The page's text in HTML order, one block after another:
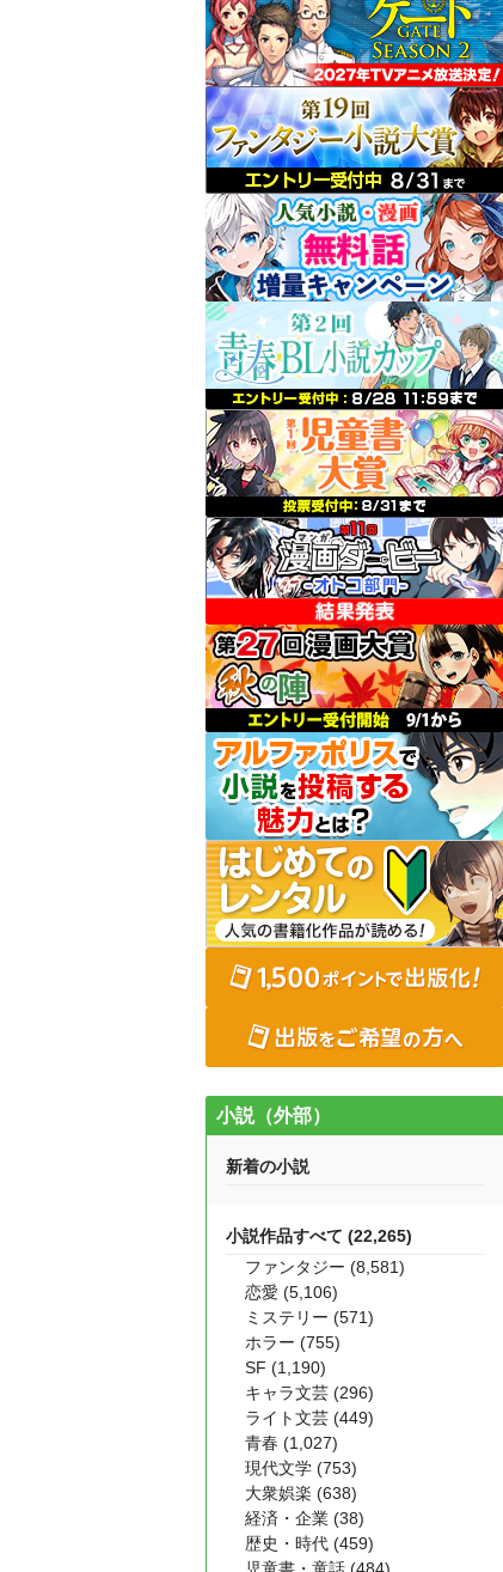
小説（外部）
新着の小説
小説作品すべて (22,265)
ファンタジー (8,581)
恋愛 (5,106)
ミステリー (571)
ホラー (755)
SF (1,190)
キャラ文芸 (296)
ライト文芸 (449)
青春 (1,027)
現代文学 (753)
大衆娯楽 (638)
経済・企業 (38)
歴史・時代 (459)